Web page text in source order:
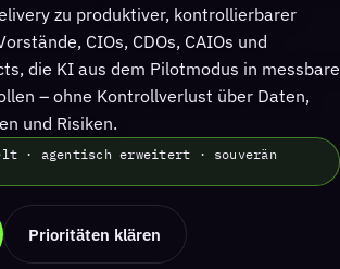
zu produktiver, kontrollierbarer
CIOs, CDOs, CAIOs und
die KI aus dem Pilotmodus in messbare
– ohne Kontrollverlust über Daten,
und Risiken.
· agentisch erweitert · souverän
Prioritäten klären